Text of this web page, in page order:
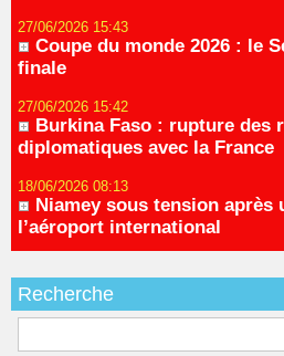
27/06/2026 15:43
Coupe du monde 2026 : le
finale
27/06/2026 15:42
Burkina Faso : rupture des
diplomatiques avec la France
18/06/2026 08:13
Niamey sous tension après
l’aéroport international
Recherche